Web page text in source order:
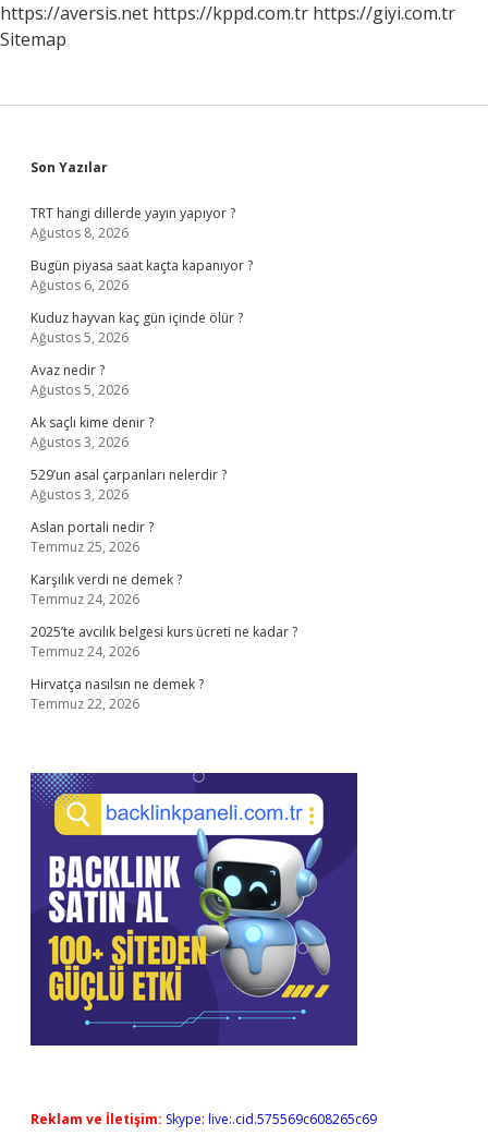
https://aversis.net https://kppd.com.tr https://giyi.com.tr
Sitemap
Sidebar
Son Yazılar
TRT hangi dillerde yayın yapıyor ?
Ağustos 8, 2026
Bugün piyasa saat kaçta kapanıyor ?
Ağustos 6, 2026
Kuduz hayvan kaç gün içinde ölür ?
Ağustos 5, 2026
Avaz nedir ?
Ağustos 5, 2026
Ak saçlı kime denir ?
Ağustos 3, 2026
529’un asal çarpanları nelerdir ?
Ağustos 3, 2026
Aslan portali nedir ?
Temmuz 25, 2026
Karşılık verdi ne demek ?
Temmuz 24, 2026
2025’te avcılık belgesi kurs ücreti ne kadar ?
Temmuz 24, 2026
Hirvatça nasılsın ne demek ?
Temmuz 22, 2026
Reklam ve İletişim: Skype: live:.cid.575569c608265c69